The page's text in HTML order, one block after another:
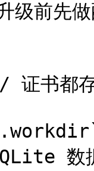
级前先
书都存
数